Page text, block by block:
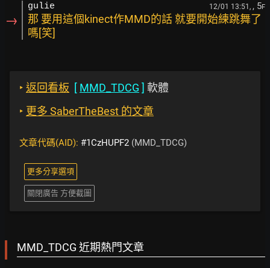
→
gulie 12/01 13:51, , 5F
那 要用這個kinect作MMD的話 就要開始練跳舞了
嗎[笑]
‣ 返回看板 [ MMD_TDCG ] 軟體
‣ 更多 SaberTheBest 的文章
文章代碼(AID): #1CzHUPF2 (MMD_TDCG)
更多分享選項
關閉廣告 方便截圖
MMD_TDCG 近期熱門文章